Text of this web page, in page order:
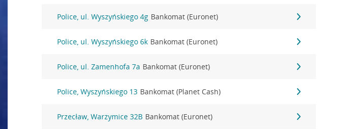
Police, ul. Wyszyńskiego 4g Bankomat (Euronet)
Police, ul. Wyszyńskiego 6k Bankomat (Euronet)
Police, ul. Zamenhofa 7a Bankomat (Euronet)
Police, Wyszyńskiego 13 Bankomat (Planet Cash)
Przecław, Warzymice 32B Bankomat (Euronet)